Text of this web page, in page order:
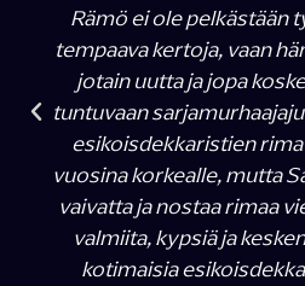
Rämö ei ole pelkästään
tempaava kertoja, vaan
jotain uutta ja jopa
tuntuvaan
esikoisdekkaristien
vuosina korkealle, mutta
vaivatta ja nostaa rimaa
valmiita, kypsiä ja
kotimaisia